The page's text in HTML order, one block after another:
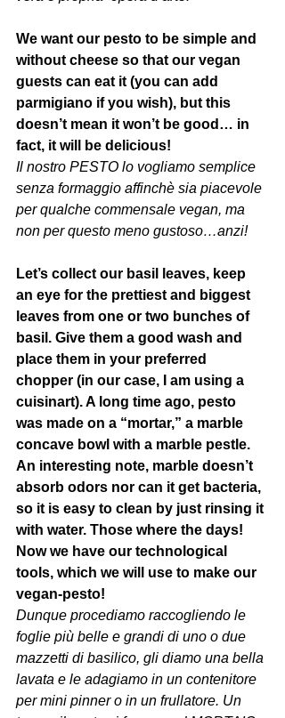
We want our pesto to be simple and
without cheese so that our vegan
guests can eat it (you can add
parmigiano if you wish), but this
doesn’t mean it won’t be good… in
fact, it will be delicious!
Il nostro PESTO lo vogliamo semplice
senza formaggio affinchè sia piacevole
per qualche commensale vegan, ma
non per questo meno gustoso…anzi!
Let’s collect our basil leaves, keep
an eye for the prettiest and biggest
leaves from one or two bunches of
basil. Give them a good wash and
place them in your preferred
chopper (in our case, I am using a
cuisinart). A long time ago, pesto
was made on a “mortar,” a marble
concave bowl with a marble pestle.
An interesting note, marble doesn’t
absorb odors nor can it get bacteria,
so it is easy to clean by just rinsing it
with water. Those where the days!
Now we have our technological
tools, which we will use to make our
vegan-pesto!
Dunque procediamo raccogliendo le
foglie più belle e grandi di uno o due
mazzetti di basilico, gli diamo una bella
lavata e le adagiamo in un contenitore
per mini pinner o in un frullatore. Un